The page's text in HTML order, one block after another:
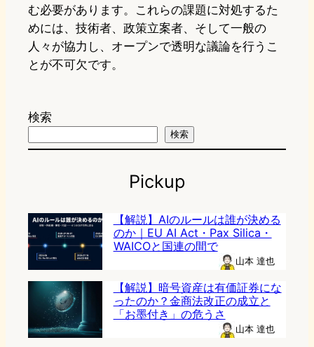
む必要があります。これらの課題に対処するた
めには、技術者、政策立案者、そして一般の
人々が協力し、オープンで透明な議論を行うこ
とが不可欠です。
検索
検索
Pickup
【解説】AIのルールは誰が決める
のか｜EU AI Act・Pax Silica・
WAICOと国連の間で
山本 達也
【解説】暗号資産は有価証券にな
ったのか？金商法改正の成立と
「お墨付き」の危うさ
山本 達也